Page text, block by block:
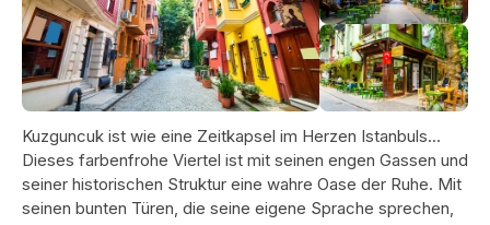
Kuzguncuk ist wie eine Zeitkapsel im Herzen Istanbuls...
Dieses farbenfrohe Viertel ist mit seinen engen Gassen und
seiner historischen Struktur eine wahre Oase der Ruhe. Mit
seinen bunten Türen, die seine eigene Sprache sprechen,